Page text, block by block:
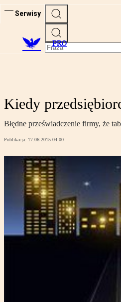
Serwisy
PRO
Kiedy
Błędne przeświadczenie firmy, że
Publikacja: 17.06.2015 04:00